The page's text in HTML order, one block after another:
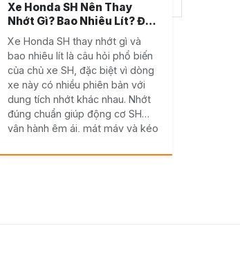
Xe Honda SH Nên Thay
Nhớt Gì? Bao Nhiêu Lít? Đầy
Đủ Theo Từng Đời Xe
Xe Honda SH thay nhớt gì và
bao nhiêu lít là câu hỏi phổ biến
của chủ xe SH, đặc biệt vì dòng
xe này có nhiều phiên bản với
dung tích nhớt khác nhau. Nhớt
đúng chuẩn giúp động cơ SH
vận hành êm ái, mát máy và kéo
không nhỏ